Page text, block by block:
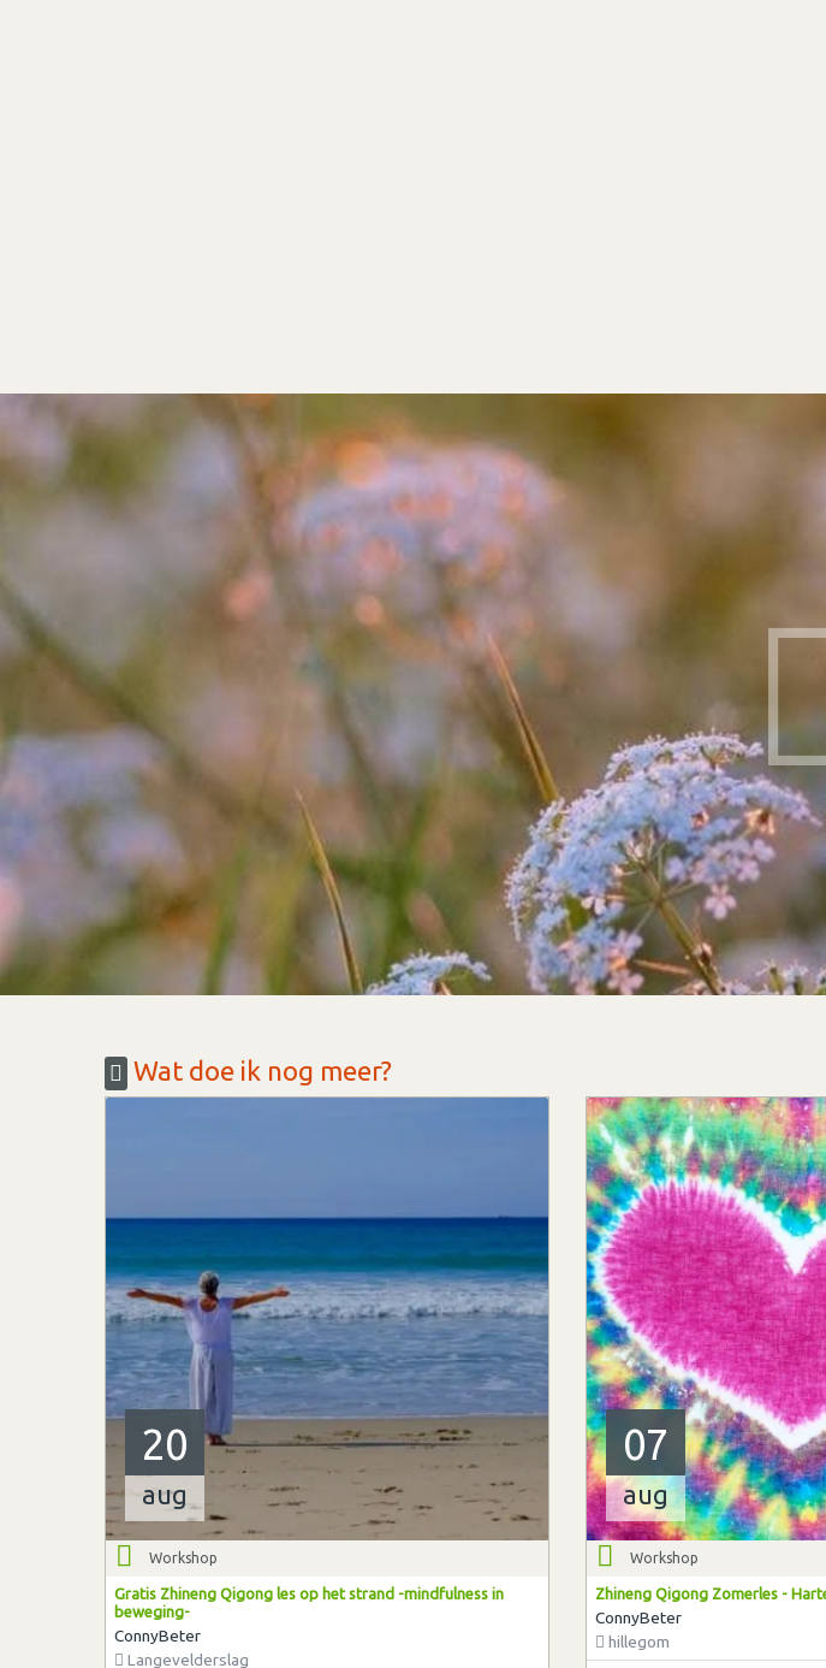
Wat doe ik nog meer?
20
aug
Workshop
Gratis Zhineng Qigong les op het strand -mindfulness in
beweging-
ConnyBeter
Langevelderslag
07
aug
Workshop
Zhineng Qigong Zomerles -
ConnyBeter
hillegom